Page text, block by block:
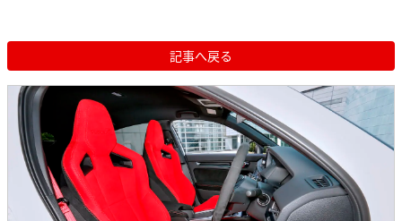
記事へ戻る